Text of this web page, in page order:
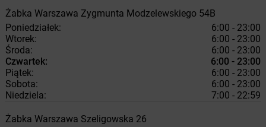
Żabka Warszawa Zygmunta Modzelewskiego 54B
Poniedziałek:
6:00 - 23:00
Wtorek:
6:00 - 23:00
Środa:
6:00 - 23:00
Czwartek:
6:00 - 23:00
Piątek:
6:00 - 23:00
Sobota:
6:00 - 23:00
Niedziela:
7:00 - 22:59
Żabka Warszawa Szeligowska 26